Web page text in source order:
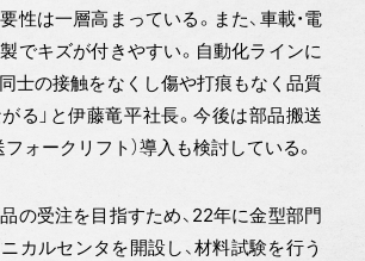
性は一層高まっている。また、車載・電
でキズが付きやすい。自動化ラインに
士の接触をなくし傷や打痕もなく品質
る」と伊藤竜平社長。今後は部品搬送
フォークリフト）導入も検討している。
の受注を目指すため、22年に金型部門
カルセンタを開設し、材料試験を行う